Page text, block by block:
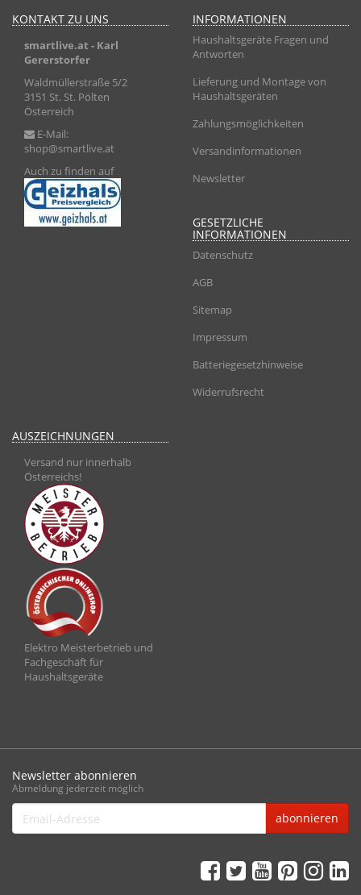
KONTAKT ZU UNS
smartlive.at - Karl
Gererstorfer
Waldmüllerstraße 5/2
3151 St. St. Pölten
Österreich
E-Mail:
shop@smartlive.at
Auch zu finden auf
INFORMATIONEN
Haushaltsgeräte Fragen und
Antworten
Lieferung und Montage von
Haushaltsgeräten
Zahlungsmöglichkeiten
Versandinformationen
Newsletter
GESETZLICHE
INFORMATIONEN
Datenschutz
AGB
Sitemap
Impressum
Batteriegesetzhinweise
Widerrufsrecht
AUSZEICHNUNGEN
Versand nur innerhalb
Österreichs!
Elektro Meisterbetrieb und
Fachgeschäft für
Haushaltsgeräte
Newsletter abonnieren
Abmeldung jederzeit möglich
Email-
Adresse
abonnieren